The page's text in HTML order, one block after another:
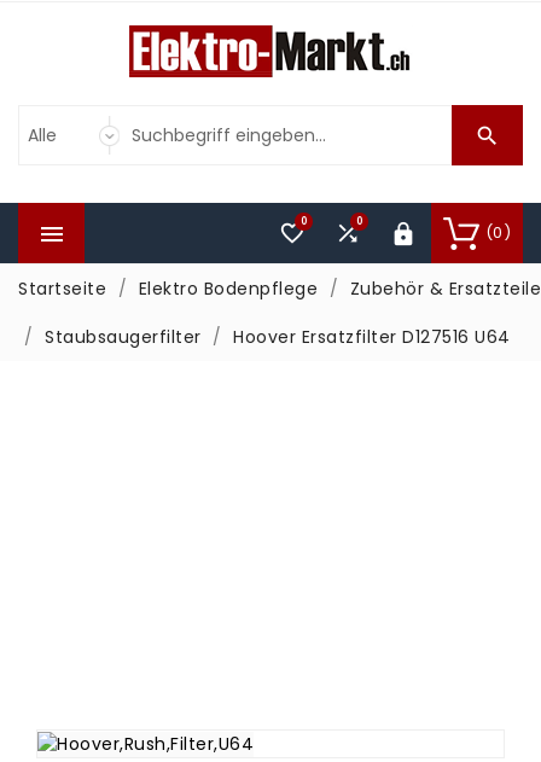

 (0)

0
0
Startseite Elektro Bodenpflege
Zubehör & Ersatzteile
Staubsaugerfilter
Hoover Ersatzfilter D127516 U64